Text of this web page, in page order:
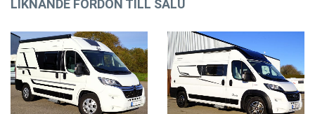
LIKNANDE FORDON TILL SALU